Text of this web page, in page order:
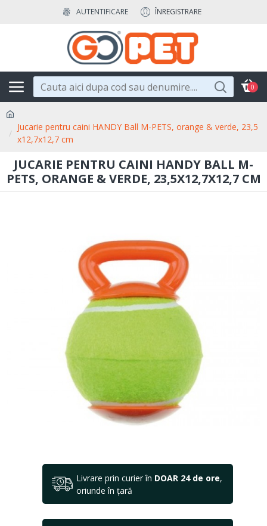
AUTENTIFICARE ÎNREGISTRARE
0
Jucarie pentru caini HANDY Ball M-PETS, orange & verde, 23,5
x12,7x12,7 cm
JUCARIE PENTRU CAINI HANDY BALL M-
PETS, ORANGE & VERDE, 23,5X12,7X12,7 CM
Livrare prin curier în DOAR 24 de ore,
oriunde în țară